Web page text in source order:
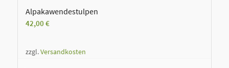
Alpakawendestulpen
42,00 €
zzgl.Versandkosten